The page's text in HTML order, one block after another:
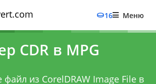
16 Меню
CDR в MPG
файл из CorelDRAW Image File в